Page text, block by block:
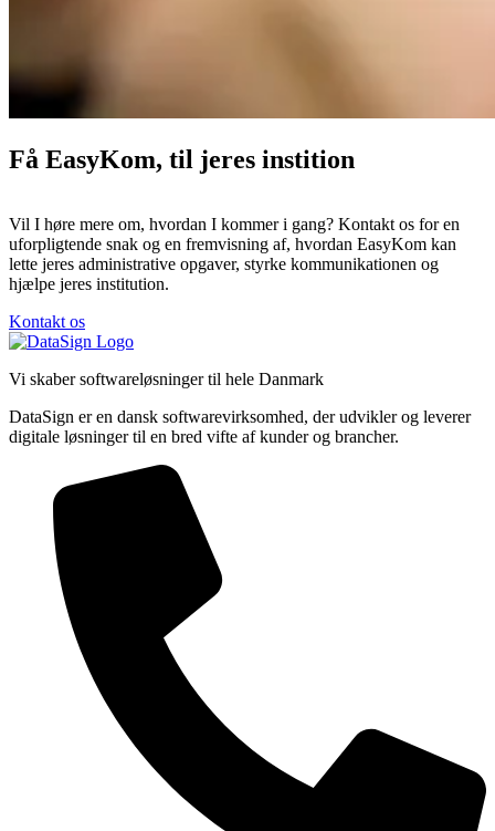
Få EasyKom, til jeres instition
Vil I høre mere om, hvordan I kommer i gang? Kontakt os for en
uforpligtende snak og en fremvisning af, hvordan EasyKom kan
lette jeres administrative opgaver, styrke kommunikationen og
hjælpe jeres institution.
Kontakt os
Vi skaber softwareløsninger til hele Danmark
DataSign er en dansk softwarevirksomhed, der udvikler og leverer
digitale løsninger til en bred vifte af kunder og brancher.